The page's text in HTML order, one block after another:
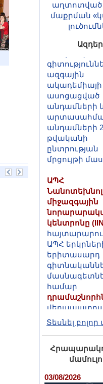
աղտոտված
մաքրման
Ազդեր
Հայաստանի
ազգային
ակադեմիայի
ասոցացված
անդամների և
անդամների
թվականի
ընտրության
մրցույթի
ԱՊՀ
միջազգային
կենտրոնը
ԱՊՀ
երիտասարդ
համար
մրցույթ
2026)
Տեսնել
03/08/2026